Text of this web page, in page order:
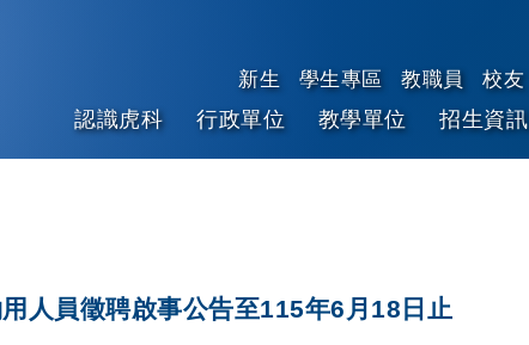
新生 學生專區 教職員 校友
認識虎科 行政單位 教學單位 招生資訊
人員徵聘啟事公告至115年6月18日止